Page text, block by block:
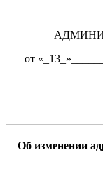
от
Об изменении